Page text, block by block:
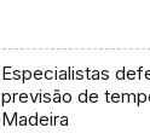
Especialistas
previsão de
Madeira